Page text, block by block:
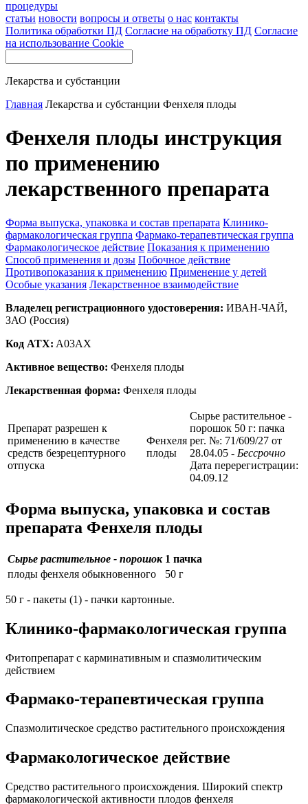
процедуры
статьи новости вопросы и ответы о нас контакты
Политика обработки ПД Согласие на обработку ПД Согласие
на использование Cookie
Лекарства и субстанции
Главная Лекарства и субстанции Фенхеля плоды
Фенхеля плоды инструкция
по применению
лекарственного препарата
Форма выпуска, упаковка и состав препарата Клинико-
фармакологическая группа Фармако-терапевтическая группа
Фармакологическое действие Показания к применению
Способ применения и дозы Побочное действие
Противопоказания к применению Применение у детей
Особые указания Лекарственное взаимодействие
Владелец регистрационного удостоверения: ИВАН-ЧАЙ,
ЗАО (Россия)
Код ATX: A03AX
Активное вещество: Фенхеля плоды
Лекарственная форма: Фенхеля плоды
Препарат разрешен к
применению в качестве
средств безрецептурного
отпуска
Фенхеля
плоды
Сырье растительное -
порошок 50 г: пачка
рег. №: 71/609/27 от
28.04.05 - Бессрочно
Дата перерегистрации:
04.09.12
Форма выпуска, упаковка и состав
препарата Фенхеля плоды
Сырье растительное - порошок 1 пачка
плоды фенхеля обыкновенного
50 г
50 г - пакеты (1) - пачки картонные.
Клинико-фармакологическая группа
Фитопрепарат с карминативным и спазмолитическим
действием
Фармако-терапевтическая группа
Спазмолитическое средство растительного происхождения
Фармакологическое действие
Средство растительного происхождения. Широкий спектр
фармакологической активности плодов фенхеля